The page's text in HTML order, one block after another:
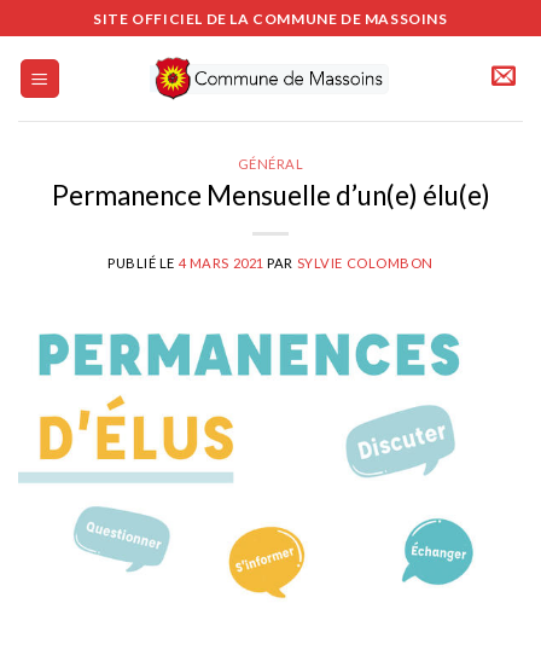
au
contenu
SITE OFFICIEL DE LA COMMUNE DE MASSOINS
GÉNÉRAL
Permanence Mensuelle d’un(e) élu(e)
PUBLIÉ LE 4 MARS 2021 PAR SYLVIE COLOMBON